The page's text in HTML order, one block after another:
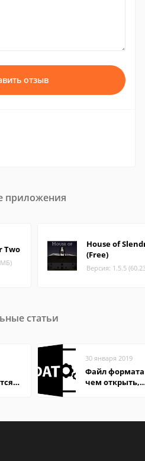
отзыв
приложения
Two
МБ)
House of
(Free)
Версия: 1.5.5
статьи
30 января 2019
Файл формата
чем открыть,